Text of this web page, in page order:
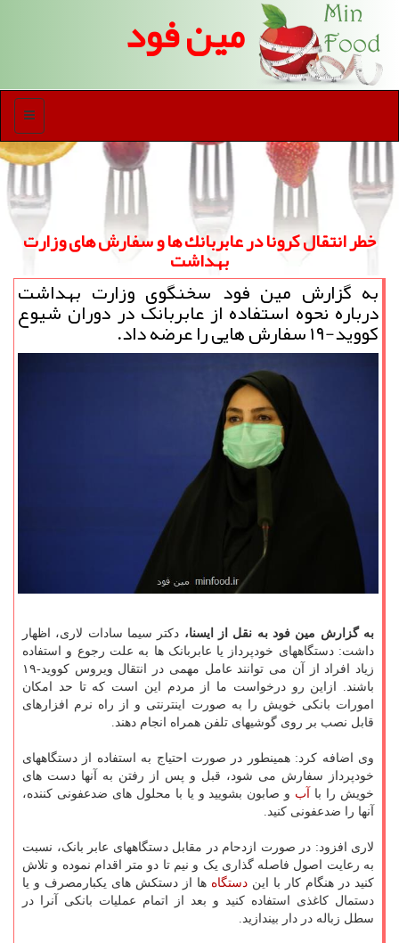
مین فود
منو
خطر انتقال كرونا در عابربانك ها و سفارش های وزارت
بهداشت
به گزارش مین فود سخنگوی وزارت بهداشت
درباره نحوه استفاده از عابربانک در دوران شیوع
کووید-۱۹ سفارش هایی را عرضه داد.
به گزارش مین فود به نقل از ایسنا، دکتر سیما سادات لاری، اظهار
داشت: دستگاههای خودپرداز یا عابربانک ها به علت رجوع و استفاده
زیاد افراد از آن می توانند عامل مهمی در انتقال ویروس کووید-۱۹
باشند. ازاین رو درخواست ما از مردم این است که تا حد امکان
امورات بانکی خویش را به صورت اینترنتی و از راه نرم افزارهای
قابل نصب بر روی گوشیهای تلفن همراه انجام دهند.
وی اضافه کرد: همینطور در صورت احتیاج به استفاده از دستگاههای
خودپرداز سفارش می شود، قبل و پس از رفتن به آنها دست های
خویش را با
آب و صابون بشویید و یا با محلول های ضدعفونی کننده،
آنها را ضدعفونی کنید.
لاری افزود: در صورت ازدحام در مقابل دستگاههای عابر بانک، نسبت
به رعایت اصول فاصله گذاری یک و نیم تا دو متر اقدام نموده و تلاش
کنید در هنگام کار با این دستگاه ها از دستکش های یکبارمصرف و یا
دستمال کاغذی استفاده کنید و بعد از اتمام عملیات بانکی آنرا در
سطل زباله در دار بیندازید.